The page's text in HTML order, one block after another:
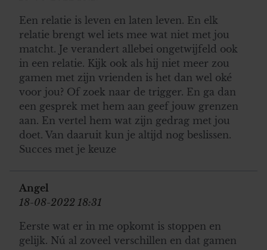
Een relatie is leven en laten leven. En elk
relatie brengt wel iets mee wat niet met jou
matcht. Je verandert allebei ongetwijfeld ook
in een relatie. Kijk ook als hij niet meer zou
gamen met zijn vrienden is het dan wel oké
voor jou? Of zoek naar de trigger. En ga dan
een gesprek met hem aan geef jouw grenzen
aan. En vertel hem wat zijn gedrag met jou
doet. Van daaruit kun je altijd nog beslissen.
Succes met je keuze
Angel
18-08-2022 18:31
Eerste wat er in me opkomt is stoppen en
gelijk. Nú al zoveel verschillen en dat gamen